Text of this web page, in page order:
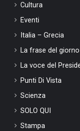
Cultura
Eventi
Italia – Grecia
La frase del giorno
La voce del
Punti Di Vista
Scienza
SOLO QUI
Stampa